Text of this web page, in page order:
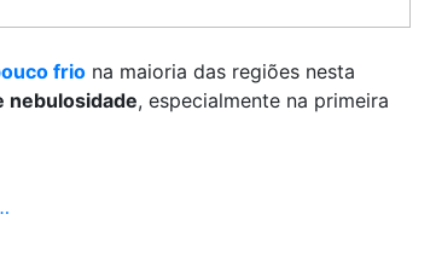
frio na maioria das regiões nesta
nebulosidade, especialmente na primeira